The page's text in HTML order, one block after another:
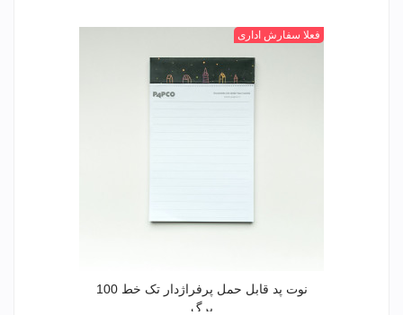
P1
P2
P3
P4
+
فعلا سفارش اداری
نوت پد قابل حمل پرفراژدار تک خط 100
برگ